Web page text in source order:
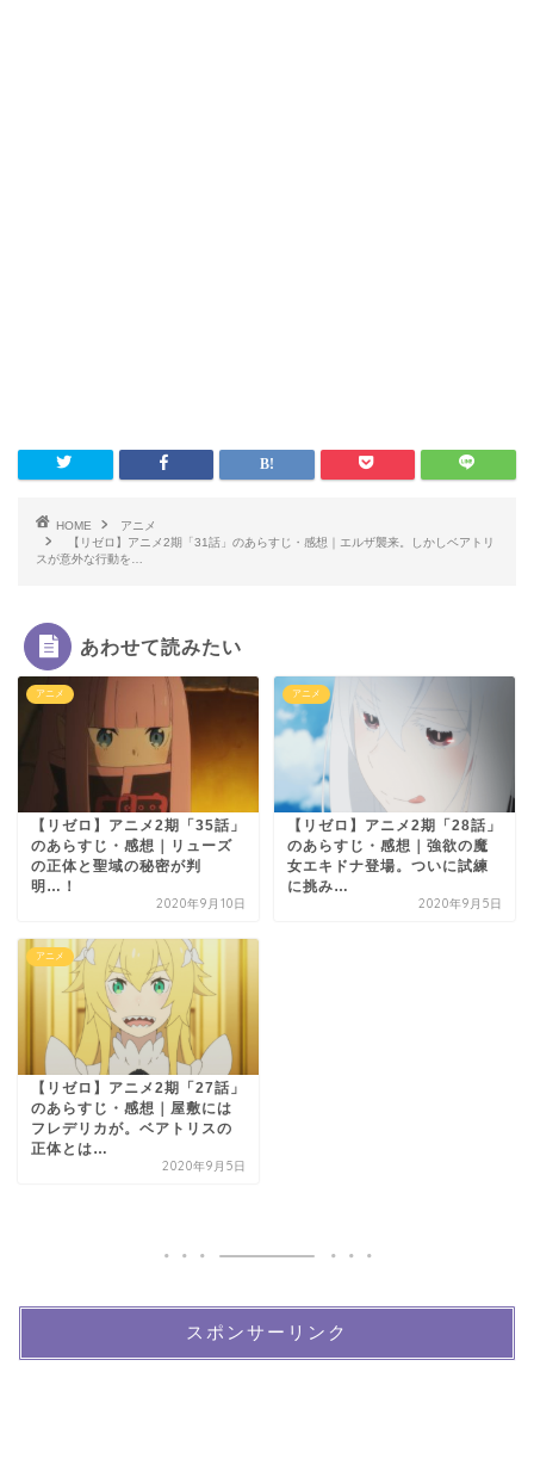
HOME
アニメ
【リゼロ】アニメ2期「31話」のあらすじ・感想｜エルザ襲来。しかしベアトリ
スが意外な行動を…
あわせて読みたい
アニメ
【リゼロ】アニメ2期「35話」
のあらすじ・感想｜リューズ
の正体と聖域の秘密が判
明…！
2020年9月10日
アニメ
【リゼロ】アニメ2期「28話」
のあらすじ・感想｜強欲の魔
女エキドナ登場。ついに試練
に挑み…
2020年9月5日
アニメ
【リゼロ】アニメ2期「27話」
のあらすじ・感想｜屋敷には
フレデリカが。ベアトリスの
正体とは…
2020年9月5日
スポンサーリンク